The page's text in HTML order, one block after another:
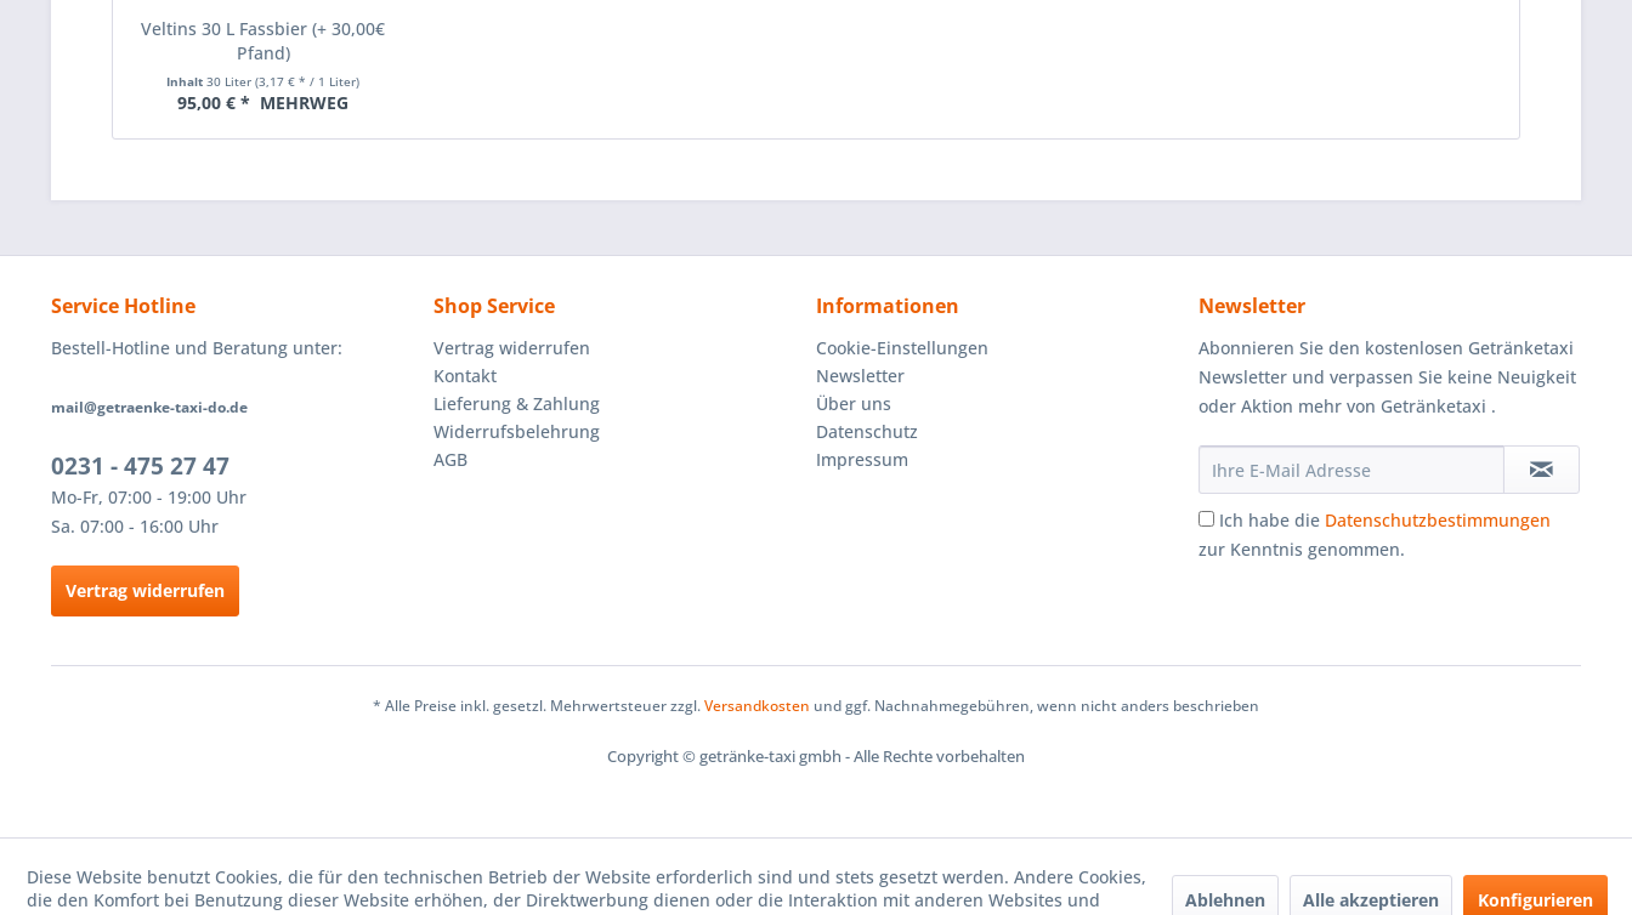
Veltins 30 L Fassbier (+ 30,00€
Pfand)
Inhalt30 Liter(3,17 € * / 1 Liter)
95,00 € * MEHRWEG
Service Hotline
Bestell-Hotline und Beratung unter:
mail@getraenke-taxi-do.de
0231 - 475 27 47
Mo-Fr, 07:00 - 19:00 Uhr
Sa. 07:00 - 16:00 Uhr
Vertrag widerrufen
Shop Service
Vertrag widerrufen
Kontakt
Lieferung & Zahlung
Widerrufsbelehrung
AGB
Informationen
Cookie-Einstellungen
Newsletter
Über uns
Datenschutz
Impressum
Newsletter
Abonnieren Sie den kostenlosen Getränketaxi
Newsletter und verpassen Sie keine Neuigkeit
oder Aktion mehr von Getränketaxi .
Ich habe die Datenschutzbestimmungen
zur Kenntnis genommen.
* Alle Preise inkl. gesetzl. Mehrwertsteuer zzgl.Versandkosten und ggf. Nachnahmegebühren, wenn nicht anders beschrieben
Copyright © getränke-taxi gmbh - Alle Rechte vorbehalten
Diese Website benutzt Cookies, die für den technischen Betrieb der Website erforderlich sind und stets gesetzt werden. Andere Cookies,
die den Komfort bei Benutzung dieser Website erhöhen, der Direktwerbung dienen oder die Interaktion mit anderen Websites und
Ablehnen Alle akzeptieren Konfigurieren